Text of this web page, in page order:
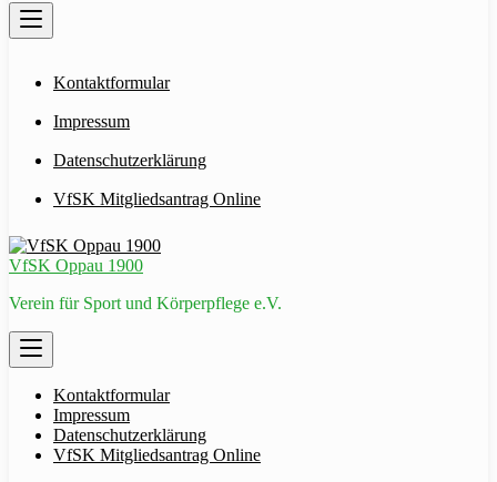
Kontaktformular
Impressum
Datenschutzerklärung
VfSK Mitgliedsantrag Online
VfSK Oppau 1900
Verein für Sport und Körperpflege e.V.
Kontaktformular
Impressum
Datenschutzerklärung
VfSK Mitgliedsantrag Online